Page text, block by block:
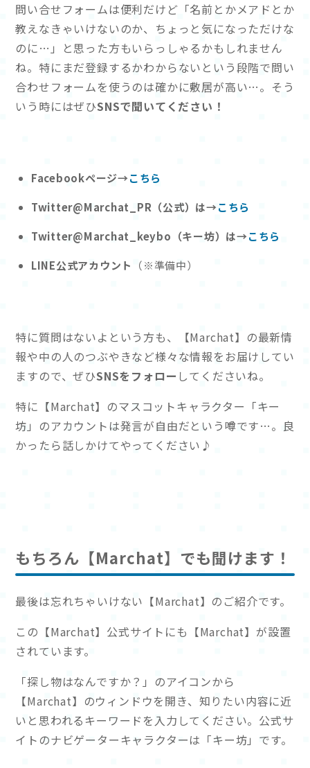
問い合せフォームは便利だけど「名前とかメアドとか
教えなきゃいけないのか、ちょっと気になっただけな
のに…」と思った方もいらっしゃるかもしれません
ね。特にまだ登録するかわからないという段階で問い
合わせフォームを使うのは確かに敷居が高い…。そう
いう時にはぜひSNSで聞いてください！
Facebookページ→こちら
Twitter@Marchat_PR（公式）は→こちら
Twitter@Marchat_keybo（キー坊）は→こちら
LINE公式アカウント
（※準備中）
特に質問はないよという方も、【Marchat】の最新情
報や中の人のつぶやきなど様々な情報をお届けしてい
ますので、ぜひSNSをフォロー してくださいね。
特に【Marchat】のマスコットキャラクター「キー
坊」のアカウントは発言が自由だという噂です…。良
かったら話しかけてやってください♪
もちろん【Marchat】でも聞けます！
最後は忘れちゃいけない【Marchat】のご紹介です。
この【Marchat】公式サイトにも【Marchat】が設置
されています。
「探し物はなんですか？」のアイコンから
【Marchat】のウィンドウを開き、知りたい内容に近
いと思われるキーワードを入力してください。公式サ
イトのナビゲーターキャラクターは「キー坊」です。